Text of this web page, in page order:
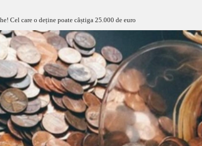
Cel care o deține poate câștiga 25.000 de euro